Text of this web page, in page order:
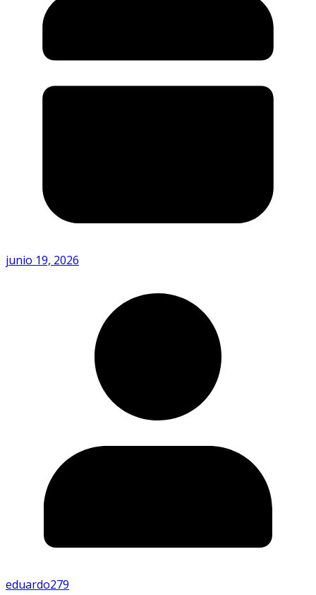
junio 19, 2026
eduardo279